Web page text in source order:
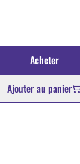
Acheter
Ajouter au panier